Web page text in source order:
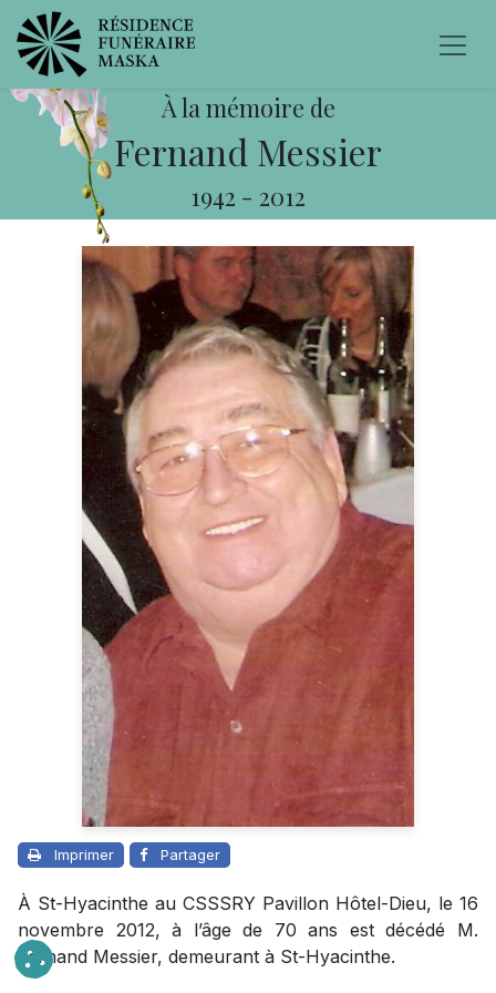
À la mémoire de
Fernand Messier
1942 - 2012
Imprimer Partager
À St-Hyacinthe au CSSSRY Pavillon Hôtel-Dieu, le 16
novembre 2012, à l’âge de 70 ans est décédé M.
Fernand Messier, demeurant à St-Hyacinthe.